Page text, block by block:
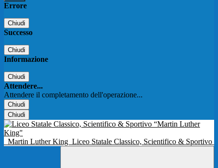
Errore
Chiudi
Successo
Chiudi
Informazione
Chiudi
Attendere...
Attendere il completamento dell'operazione...
Chiudi
Chiudi
Martin Luther King Liceo Statale Classico, Scientifico & Sportivo